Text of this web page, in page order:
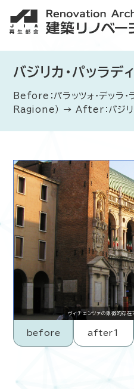
バジリカ・パッラデ
Before：パラッツォ・デッラ
Ragione） → After：バジリ
ヴィチェンツァの象徴的存
before after1